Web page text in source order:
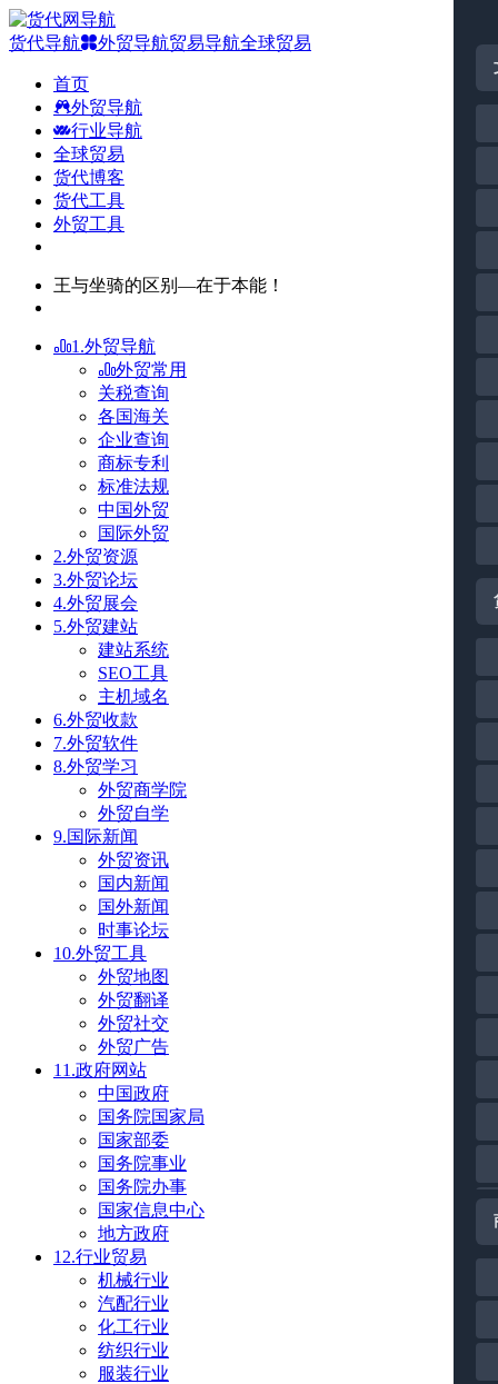
货代导航 外贸导航贸易导航全球贸易
首页
外贸导航
行业导航
全球贸易
货代博客
货代工具
外贸工具
王与坐骑的区别—在于本能！
1.外贸导航
外贸常用
关税查询
各国海关
企业查询
商标专利
标准法规
中国外贸
国际外贸
2.外贸资源
3.外贸论坛
4.外贸展会
5.外贸建站
建站系统
SEO工具
主机域名
6.外贸收款
7.外贸软件
8.外贸学习
外贸商学院
外贸自学
9.国际新闻
外贸资讯
国内新闻
国外新闻
时事论坛
10.外贸工具
外贸地图
外贸翻译
外贸社交
外贸广告
11.政府网站
中国政府
国务院国家局
国家部委
国务院事业
国务院办事
国家信息中心
地方政府
12.行业贸易
机械行业
汽配行业
化工行业
纺织行业
服装行业